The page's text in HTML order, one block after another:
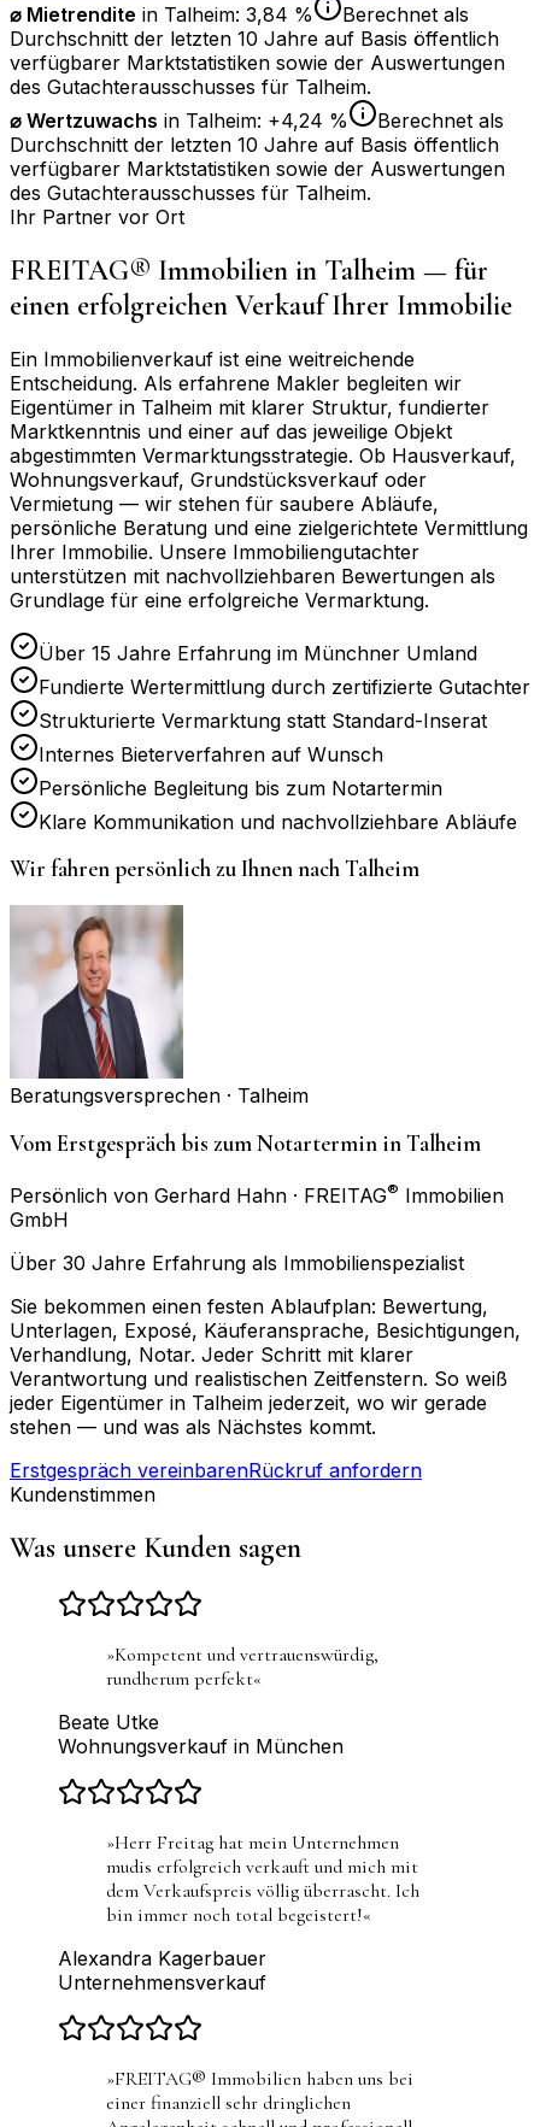
⌀ Mietrendite in Talheim: 3,84 %
Berechnet als
Durchschnitt der letzten 10 Jahre auf Basis öffentlich
verfügbarer Marktstatistiken sowie der Auswertungen
des Gutachterausschusses für Talheim.
⌀ Wertzuwachs in Talheim: +4,24 %
Berechnet als
Durchschnitt der letzten 10 Jahre auf Basis öffentlich
verfügbarer Marktstatistiken sowie der Auswertungen
des Gutachterausschusses für Talheim.
Ihr Partner vor Ort
FREITAG® Immobilien in Talheim — für
einen erfolgreichen Verkauf Ihrer Immobilie
Ein Immobilienverkauf ist eine weitreichende
Entscheidung. Als erfahrene Makler begleiten wir
Eigentümer in Talheim mit klarer Struktur, fundierter
Marktkenntnis und einer auf das jeweilige Objekt
abgestimmten Vermarktungsstrategie. Ob Hausverkauf,
Wohnungsverkauf, Grundstücksverkauf oder
Vermietung — wir stehen für saubere Abläufe,
persönliche Beratung und eine zielgerichtete Vermittlung
Ihrer Immobilie. Unsere Immobiliengutachter
unterstützen mit nachvollziehbaren Bewertungen als
Grundlage für eine erfolgreiche Vermarktung.
Über 15 Jahre Erfahrung im Münchner Umland
Fundierte Wertermittlung durch zertifizierte Gutachter
Strukturierte Vermarktung statt Standard-Inserat
Internes Bieterverfahren auf Wunsch
Persönliche Begleitung bis zum Notartermin
Klare Kommunikation und nachvollziehbare Abläufe
Wir fahren persönlich zu Ihnen nachTalheim
Beratungsversprechen · Talheim
Vom Erstgespräch bis zum Notartermin in Talheim
Persönlich von Gerhard Hahn · FREITAG® Immobilien
GmbH
Über 30 Jahre Erfahrung als Immobilienspezialist
Sie bekommen einen festen Ablaufplan: Bewertung,
Unterlagen, Exposé, Käuferansprache, Besichtigungen,
Verhandlung, Notar. Jeder Schritt mit klarer
Verantwortung und realistischen Zeitfenstern. So weiß
jeder Eigentümer in Talheim jederzeit, wo wir gerade
stehen — und was als Nächstes kommt.
Erstgespräch vereinbarenRückruf anfordern
Kundenstimmen
Was unsere Kunden sagen
»Kompetent und vertrauenswürdig,
rundherum perfekt«
Beate Utke
Wohnungsverkauf in München
»Herr Freitag hat mein Unternehmen
mudis erfolgreich verkauft und mich mit
dem Verkaufspreis völlig überrascht. Ich
bin immer noch total begeistert!«
Alexandra Kagerbauer
Unternehmensverkauf
»FREITAG® Immobilien haben uns bei
einer finanziell sehr dringlichen